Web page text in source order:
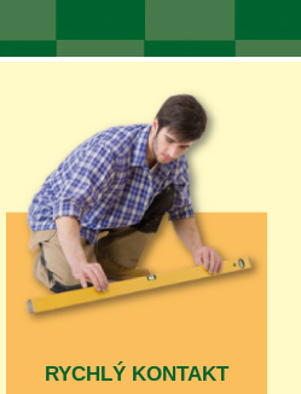
RYCHLÝ KONTAKT